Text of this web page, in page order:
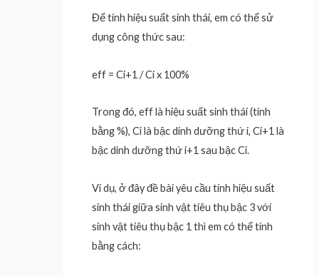
Để tính hiệu suất sinh thái, em có thể sử
dụng công thức sau:
eff = Ci+1 / Ci x 100%
Trong đó, eff là hiệu suất sinh thái (tính
bằng %), Ci là bậc dinh dưỡng thứ i, Ci+1 là
bậc dinh dưỡng thứ i+1 sau bậc Ci.
Ví dụ, ở đây đề bài yêu cầu tính hiệu suất
sinh thái giữa sinh vật tiêu thụ bậc 3 với
sinh vật tiêu thụ bậc 1 thì em có thể tính
bằng cách: